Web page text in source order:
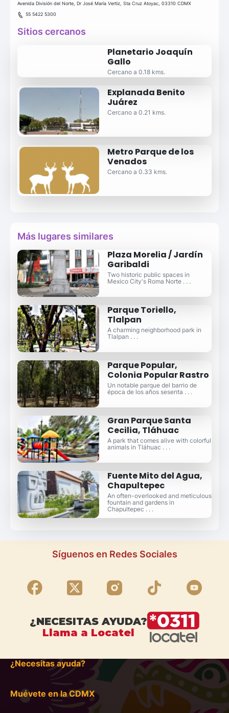
Avenida División del Norte, Dr José María Vertiz, Sta Cruz Atoyac, 03310 CDMX
55 5422 5300
Sitios cercanos
Planetario Joaquín
Gallo
Cercano a 0.18 kms.
Explanada Benito
Juárez
Cercano a 0.21 kms.
Metro Parque de los
Venados
Cercano a 0.33 kms.
Más lugares similares
Plaza Morelia / Jardín
Garibaldi
Two historic public spaces in
Mexico City's Roma Norte . . .
Parque Toriello,
Tlalpan
A charming neighborhood park in
Tlalpan . . .
Parque Popular,
Colonia Popular Rastro
Un notable parque del barrio de
época de los años sesenta . . .
Gran Parque Santa
Cecilia, Tláhuac
A park that comes alive with colorful
animals in Tláhuac . . .
Fuente Mito del Agua,
Chapultepec
An often-overlooked and meticulous
fountain and gardens in
Chapultepec . . .
Síguenos en Redes Sociales
¿NECESITAS AYUDA?
Llama a Locatel
¿Necesitas ayuda?
Muévete en la CDMX